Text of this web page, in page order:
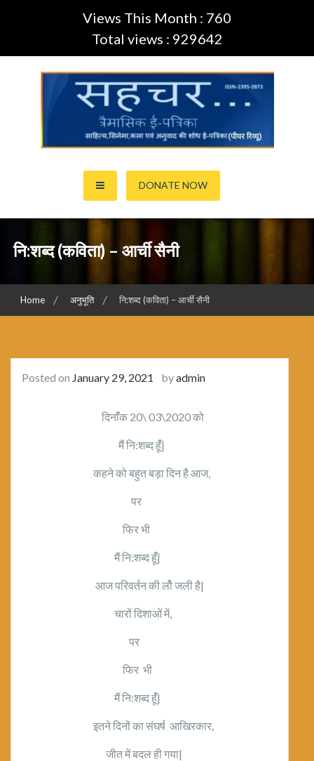
Views This Month : 760
Total views : 929642
सहचर ई-पत्रिका… (ISSN:2395-
2873)
DONATE NOW
नि:शब्द (कविता) – आर्ची सैनी
Home अनुभूति नि:शब्द (कविता) – आर्ची सैनी
Posted on January 29, 2021 byadmin
दिनांँक 20\ 03\2020 को
मैं नि:शब्द हूंँ|
कहने को बहुत बड़ा दिन है आज,
पर
फिर भी
मैं नि:शब्द हूंँ|
आज परिवर्तन की लोै जली है|
चारों दिशाओं में,
पर
फिर भी
मैं नि:शब्द हूंँ|
इतने दिनों का संघर्ष आखिरकार,
जीत में बदल ही गया|